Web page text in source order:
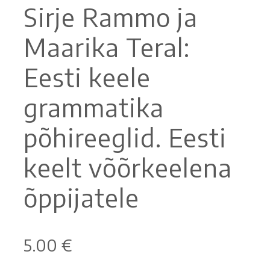
Sirje Rammo ja
Maarika Teral:
Eesti keele
grammatika
põhireeglid. Eesti
keelt võõrkeelena
õppijatele
5.00 €